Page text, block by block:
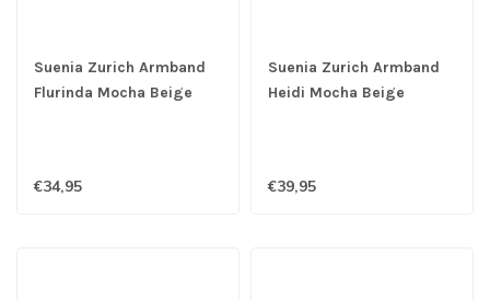
Suenia Zurich Armband
Flurinda Mocha Beige
€34,95
Suenia Zurich Armband
Heidi Mocha Beige
€39,95